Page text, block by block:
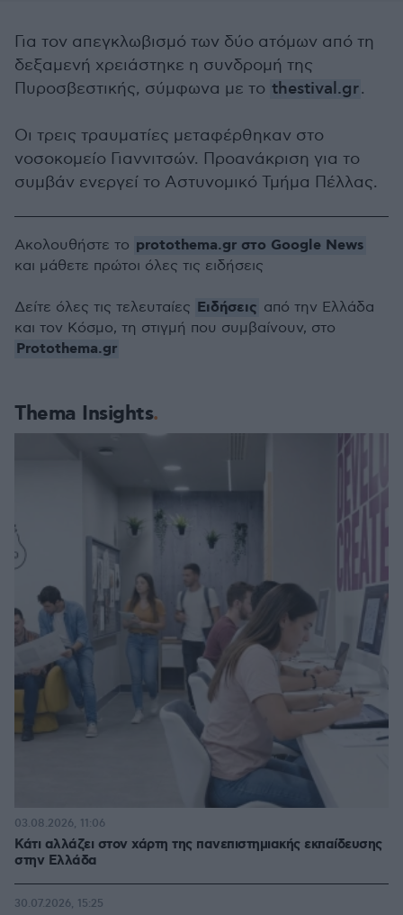
Για τον απεγκλωβισμό των δύο ατόμων από τη
δεξαμενή χρειάστηκε η συνδρομή της
Πυροσβεστικής, σύμφωνα με το thestival.gr.
Οι τρεις τραυματίες μεταφέρθηκαν στο
νοσοκομείο Γιαννιτσών. Προανάκριση για το
συμβάν ενεργεί το Αστυνομικό Τμήμα Πέλλας.
Thema Insights
Κάτι αλλάζει στον χάρτη της πανεπιστημιακής εκπαίδευσης
στην Ελλάδα
03.08.2026, 11:06
30.07.2026, 15:25
Ακολουθήστε το protothema.gr στο Google News
και μάθετε πρώτοι όλες τις ειδήσεις
Δείτε όλες τις τελευταίες Ειδήσεις από την Ελλάδα
και τον Κόσμο, τη στιγμή που συμβαίνουν, στο
Protothema.gr